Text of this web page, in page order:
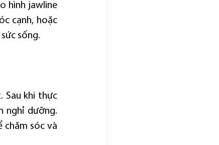
hình jawline
cạnh, hoặc
sống.
Sau khi thực
nghỉ dưỡng.
chăm sóc và